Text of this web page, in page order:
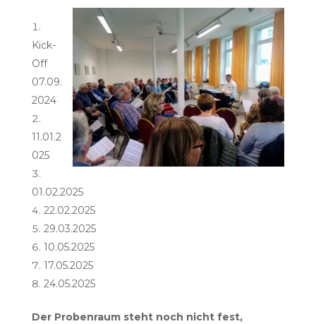
Kick-
Off
07.09.
2024
11.01.2
025
01.02.2025
22.02.2025
29.03.2025
10.05.2025
17.05.2025
24.05.2025
Der Probenraum steht noch nicht fest,